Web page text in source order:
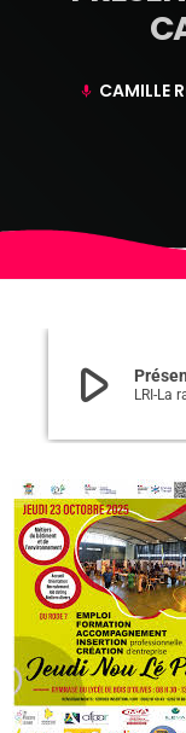
mic CAMILLE
play_arrow LRI-La